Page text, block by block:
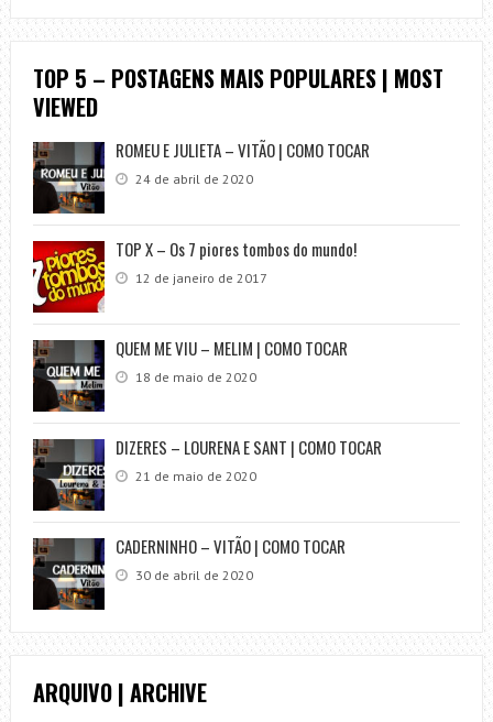
TOP 5 – POSTAGENS MAIS POPULARES | MOST
VIEWED
ROMEU E JULIETA – VITÃO | COMO TOCAR
24 de abril de 2020
TOP X – Os 7 piores tombos do mundo!
12 de janeiro de 2017
QUEM ME VIU – MELIM | COMO TOCAR
18 de maio de 2020
DIZERES – LOURENA E SANT | COMO TOCAR
21 de maio de 2020
CADERNINHO – VITÃO | COMO TOCAR
30 de abril de 2020
ARQUIVO | ARCHIVE